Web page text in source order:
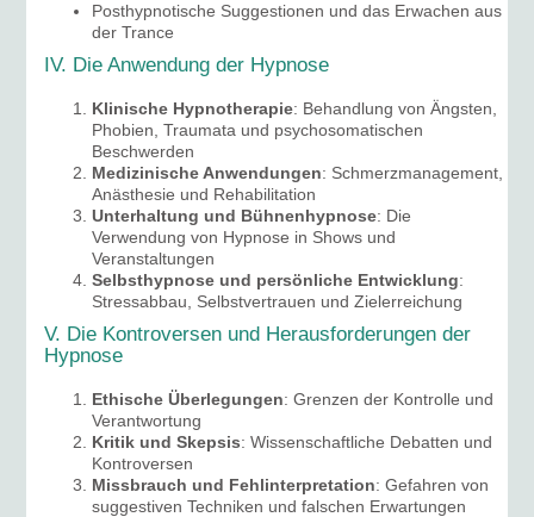
Posthypnotische Suggestionen und das Erwachen aus
der Trance
IV. Die Anwendung der Hypnose
Klinische Hypnotherapie: Behandlung von Ängsten,
Phobien, Traumata und psychosomatischen
Beschwerden
Medizinische Anwendungen: Schmerzmanagement,
Anästhesie und Rehabilitation
Unterhaltung und Bühnenhypnose: Die
Verwendung von Hypnose in Shows und
Veranstaltungen
Selbsthypnose und persönliche Entwicklung:
Stressabbau, Selbstvertrauen und Zielerreichung
V. Die Kontroversen und Herausforderungen der
Hypnose
Ethische Überlegungen: Grenzen der Kontrolle und
Verantwortung
Kritik und Skepsis: Wissenschaftliche Debatten und
Kontroversen
Missbrauch und Fehlinterpretation: Gefahren von
suggestiven Techniken und falschen Erwartungen